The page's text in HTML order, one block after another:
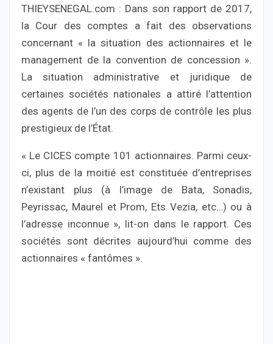
THIEYSENEGAL.com : Dans son rapport de 2017,
la Cour des comptes a fait des observations
concernant « la situation des actionnaires et le
management de la convention de concession ».
La situation administrative et juridique de
certaines sociétés nationales a attiré l’attention
des agents de l’un des corps de contrôle les plus
prestigieux de l’État.
« Le CICES compte 101 actionnaires. Parmi ceux-
ci, plus de la moitié est constituée d’entreprises
n’existant plus (à l’image de Bata, Sonadis,
Peyrissac, Maurel et Prom, Ets Vezia, etc…) ou à
l’adresse inconnue », lit-on dans le rapport. Ces
sociétés sont décrites aujourd’hui comme des
actionnaires « fantômes ».